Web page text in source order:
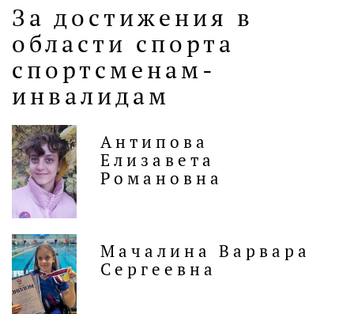
За достижения в
области спорта
спортсменам-
инвалидам
Антипова
Елизавета
Романовна
Мачалина Варвара
Сергеевна